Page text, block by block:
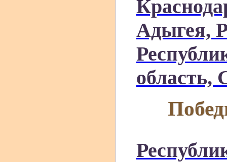
Адыгея,
область,